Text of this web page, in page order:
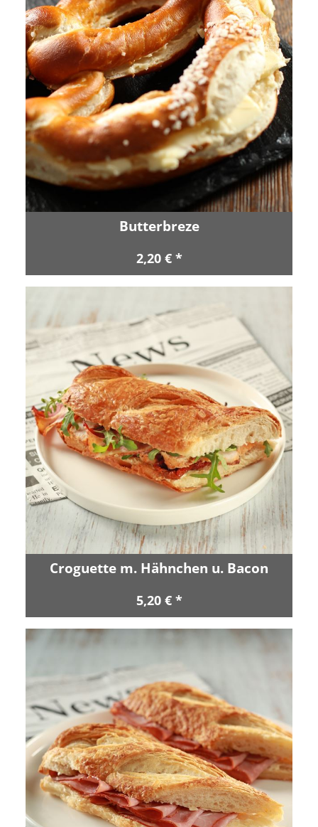
Butterbreze
2,20 € *
Croguette m. Hähnchen u. Bacon
5,20 € *